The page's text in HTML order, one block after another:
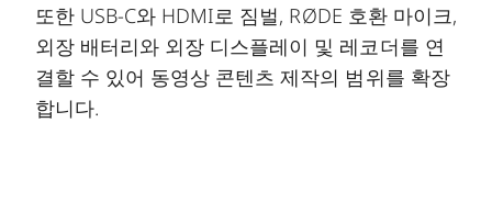
또한 USB-C와 HDMI로 짐벌, RØDE 호환 마이크,
외장 배터리와 외장 디스플레이 및 레코더를 연
결할 수 있어 동영상 콘텐츠 제작의 범위를 확장
합니다.